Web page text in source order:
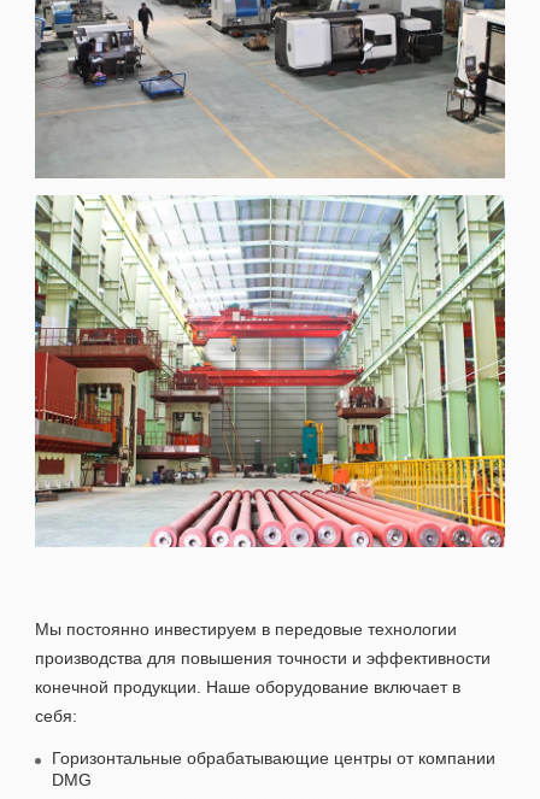
Мы постоянно инвестируем в передовые технологии
производства для повышения точности и эффективности
конечной продукции. Наше оборудование включает в
себя:
Горизонтальные обрабатывающие центры от компании
DMG